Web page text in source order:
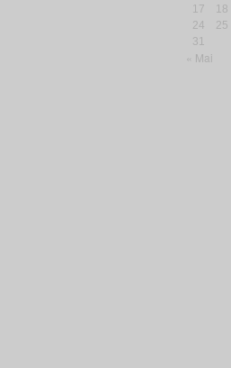
17
18
24
25
31
« Mai